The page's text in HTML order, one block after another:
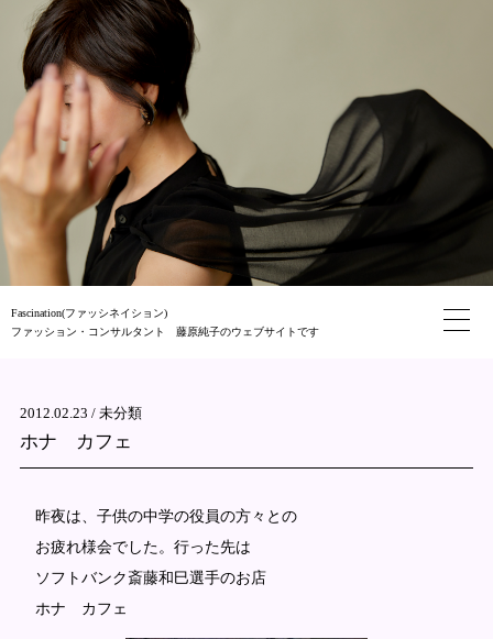
Fascination(ファッシネイション)
ファッション・コンサルタント 藤原純子のウェブサイトです
2012.02.23 / 未分類
ホナ カフェ
昨夜は、子供の中学の役員の方々との
お疲れ様会でした。行った先は
ソフトバンク斎藤和巳選手のお店
ホナ カフェ